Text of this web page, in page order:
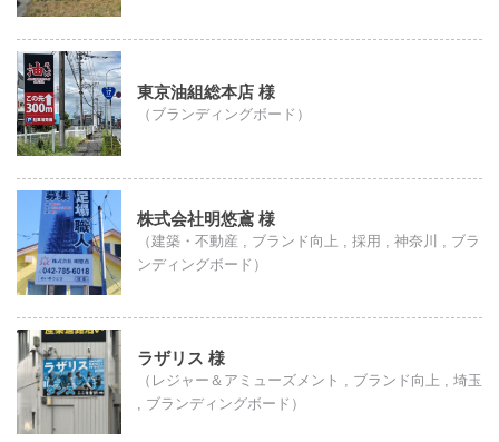
東京油組総本店 様
（ブランディングボード）
株式会社明悠鳶 様
（建築・不動産 , ブランド向上 , 採用 , 神奈川 , ブラ
ンディングボード）
ラザリス 様
（レジャー＆アミューズメント , ブランド向上 , 埼玉
, ブランディングボード）